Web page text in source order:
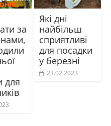
за
для
Які дні
найбільш
сприятливі
для посадки
у березні
23.02.2023